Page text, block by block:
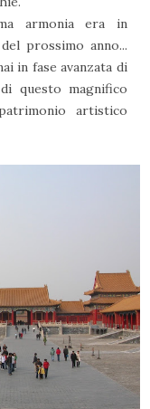
armonia era in
prossimo anno...
in fase avanzata di
questo magnifico
artistico